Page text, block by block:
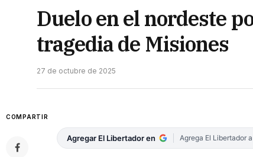
Duelo en el nordeste
tragedia de Misiones
27 de octubre de 2025
COMPARTIR
Agregar El Libertador en Agrega El Libertador